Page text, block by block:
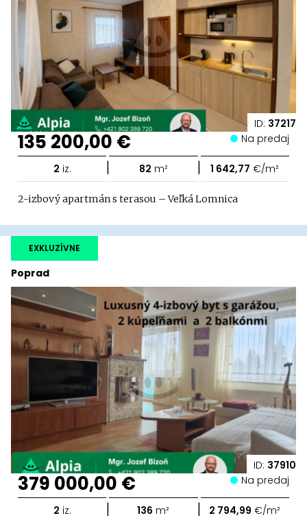
ID: 37217
135 200,00 € Na predaj
2 iz. | 82 m² | 1 642,77 €/m²
2-izbový apartmán s terasou – Veľká Lomnica
ID: 37910
Poprad
EXKLUZÍVNE
379 000,00 € Na predaj
2 iz. | 136 m² | 2 794,99 €/m²